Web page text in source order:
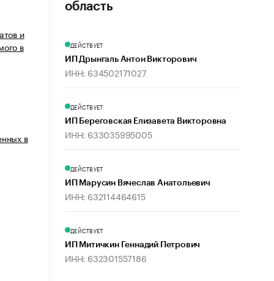
и
в
в
область
ДЕЙСТВУЕТ
ИП Дрынгаль Антон Викторович
ИНН: 634502171027
ДЕЙСТВУЕТ
ИП Береговская Елизавета Викторовна
ИНН: 633035995005
ДЕЙСТВУЕТ
ИП Марусин Вячеслав Анатольевич
ИНН: 632114464615
ДЕЙСТВУЕТ
ИП Митичкин Геннадий Петрович
ИНН: 632301557186